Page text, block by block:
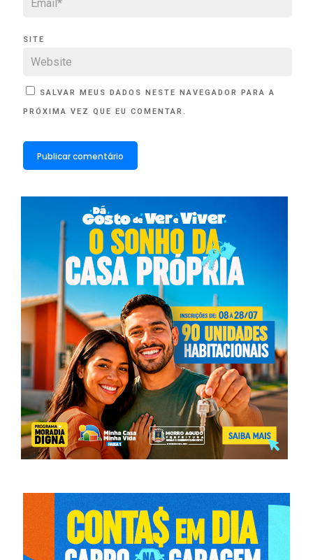
SITE
SALVAR MEUS DADOS NESTE NAVEGADOR PARA A
PRÓXIMA VEZ QUE EU COMENTAR.